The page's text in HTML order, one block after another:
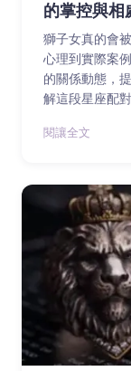
的掌控與相
獅子女真的會
心理到實際案
的關係動態，
解這段星座配
閱讓全文